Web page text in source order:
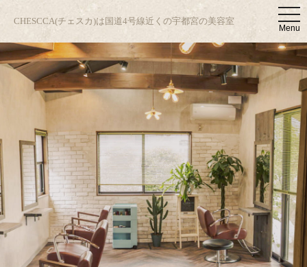
t
o
g
g
l
e
g
a
t
i
o
n
Menu
CHESCCA(チェスカ)は国道4号線近くの宇都宮の美容室